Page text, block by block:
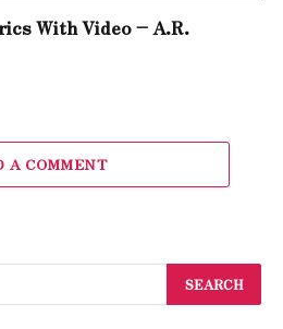
With Video – A.R.
A COMMENT